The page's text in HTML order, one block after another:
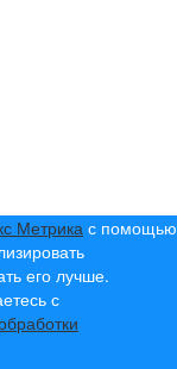
Метрикас помощью
его лучше.
с